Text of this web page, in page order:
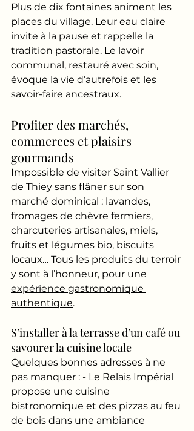
Plus de dix fontaines animent les
places du village. Leur eau claire
invite à la pause et rappelle la
tradition pastorale. Le lavoir
communal, restauré avec soin,
évoque la vie d’autrefois et les
savoir-faire ancestraux.
Profiter des marchés,
commerces et plaisirs
gourmands
Impossible de visiter Saint Vallier
de Thiey sans flâner sur son
marché dominical : lavandes,
fromages de chèvre fermiers,
charcuteries artisanales, miels,
fruits et légumes bio, biscuits
locaux… Tous les produits du terroir
y sont à l’honneur, pour une
expérience gastronomique
authentique.
S’installer à la terrasse d’un café ou
savourer la cuisine locale
Quelques bonnes adresses à ne
pas manquer : - Le Relais Impérial
propose une cuisine
bistronomique et des pizzas au feu
de bois dans une ambiance